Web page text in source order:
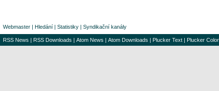
Webmaster | Hledání | Statistiky | Syndikační kanály
RSS News | RSS Downloads | Atom News | Atom Downloads | Plucker Text | Plucker Color